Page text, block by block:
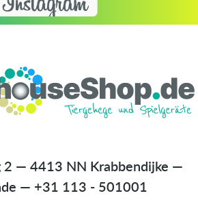
2 — 4413 NN Krabbendijke —
— +31 113 - 501001